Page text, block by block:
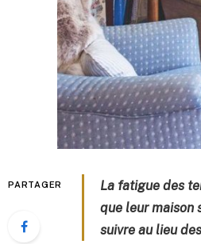
PARTAGER
La fatigue des
que leur maison
suivre au lieu